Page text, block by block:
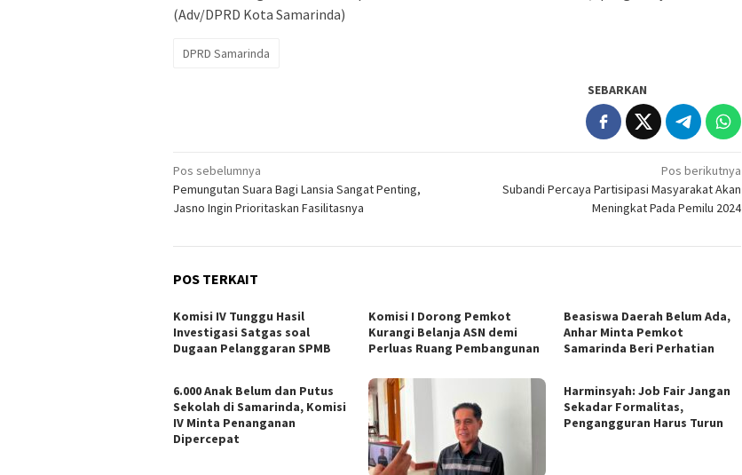
(Adv/DPRD Kota Samarinda)
DPRD Samarinda
SEBARKAN
Navigasi
pos
Pos sebelumnya
Pemungutan Suara Bagi Lansia Sangat Penting,
Jasno Ingin Prioritaskan Fasilitasnya
Pos berikutnya
Subandi Percaya Partisipasi Masyarakat Akan
Meningkat Pada Pemilu 2024
POS TERKAIT
Komisi IV Tunggu Hasil
Investigasi Satgas soal
Dugaan Pelanggaran SPMB
Komisi I Dorong Pemkot
Kurangi Belanja ASN demi
Perluas Ruang Pembangunan
Beasiswa Daerah Belum Ada,
Anhar Minta Pemkot
Samarinda Beri Perhatian
6.000 Anak Belum dan Putus
Sekolah di Samarinda, Komisi
IV Minta Penanganan
Dipercepat
Harminsyah: Job Fair Jangan
Sekadar Formalitas,
Pengangguran Harus Turun